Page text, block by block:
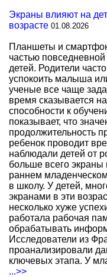
Экраны влияют на
возрасте 01.08.2026
Планшеты и
частью
детей. Родители
успокоить малыша
ученые все чаще
время сказывается
способности к
показывает, что
продолжительность
ребенок проводит
наблюдали детей от
больше всего экраны
раннем
в школу. У детей,
экранами в эти
несколько хуже
работала рабочая
обрабатывать
Исследователи из
проанализировали
ключевых этапа. У
...>>